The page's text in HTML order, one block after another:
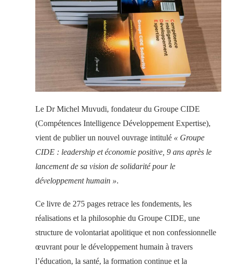
Le Dr Michel Muvudi, fondateur du Groupe CIDE
(Compétences Intelligence Développement Expertise),
vient de publier un nouvel ouvrage intitulé « Groupe
CIDE : leadership et économie positive, 9 ans après le
lancement de sa vision de solidarité pour le
développement humain ».
Ce livre de 275 pages retrace les fondements, les
réalisations et la philosophie du Groupe CIDE, une
structure de volontariat apolitique et non confessionnelle
œuvrant pour le développement humain à travers
l’éducation, la santé, la formation continue et la